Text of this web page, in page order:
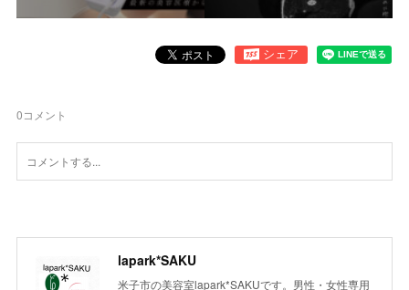
0コメント
lapark*SAKU
米子市の美容室lapark*SAKUです。男性・女性専用